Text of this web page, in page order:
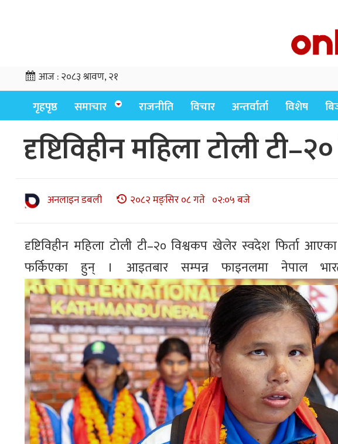
आज :२०८३ श्रावण, २१
गृहपृष्ठ समाचार राजनीति विचार अन्तर्वार्ता विशेष
दृष्टिविहीन महिला टोली
अनलाइन डबली २०८२ मङ्सिर ०८ गते ०२:०५ बजे
दृष्टिविहीन महिला टोली टी–२० विश्वकप खेलेर स्वदेश फिर्ता
फर्किएका हुन् । आइतबार सम्पन्न फाइनलमा नेपाल